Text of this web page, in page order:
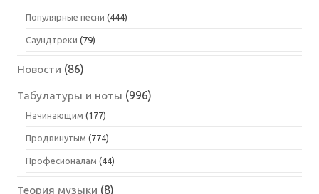
Популярные песни (444)
Саундтреки (79)
Новости (86)
Табулатуры и ноты (996)
Начинающим (177)
Продвинутым (774)
Професионалам (44)
Теория музыки (8)